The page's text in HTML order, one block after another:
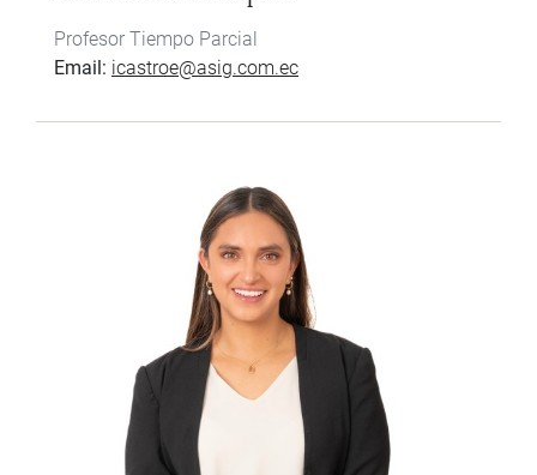
Profesor Tiempo Parcial
Email icastroe@asig.com.ec